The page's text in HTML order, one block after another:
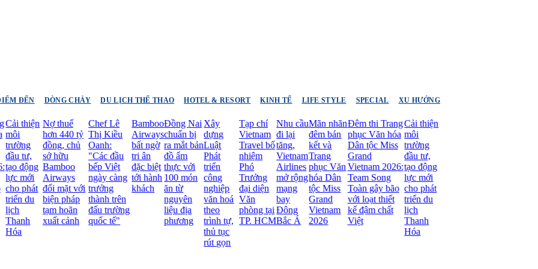
ĐẾN DÒNG CHẢY DU LỊCH THỂ THAO HOTEL & RESORT KINH TẾ LIFE STYLE SPECIAL XU HƯỚNG
thiện
tư,
động
mới
phát
du
Nợ thuế
hơn 440 tỷ
đồng, chủ
sở hữu
Bamboo
Airways
đối mặt với
biện pháp
tạm hoãn
xuất cảnh
Chef Lê
Thị Kiều
Oanh:
"Các đầu
bếp Việt
ngày càng
trưởng
thành trên
đấu trường
quốc tế"
Bamboo
Airways
bất ngờ
tri ân
đặc biệt
tới hành
khách
Đồng Nai
chuẩn bị
ra mắt bản
đồ ẩm
thực với
100 món
ăn từ
nguyên
liệu địa
phương
Xây
dựng
Luật
Phát
triển
công
nghiệp
văn hoá
theo
trình tự,
thủ tục
rút gọn
Tạp chí
Vietnam
Travel bổ
nhiệm
Trưởng
đại diện
Văn
phòng tại
TP. HCM
Nhu cầu
đi lại
tăng,
Vietnam
Airlines
mở rộng
mạng
Đông
Bắc Á
Mãn nhãn
đêm bán
kết và
Trang
phục Văn
hóa Dân
tộc Miss
Grand
Vietnam
2026
Đêm thi Trang
phục Văn hóa
Dân tộc Miss
Grand
Vietnam 2026:
Team Song
Toàn gây bão
với loạt thiết
kế đậm chất
Cải thiện
môi
trường
đầu tư,
tạo động
lực mới
cho phát
triển du
lịch
Thanh